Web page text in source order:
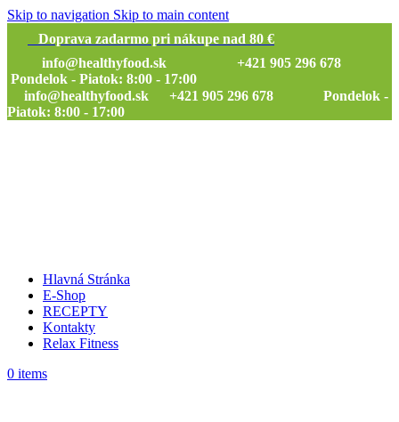
Skip to navigation Skip to main content
Doprava zadarmo pri nákupe nad 80 €
info@healthyfood.sk
+421 905 296 678
Pondelok - Piatok: 8:00 - 17:00
info@healthyfood.sk
+421 905 296 678 Pondelok -
Piatok: 8:00 - 17:00
Hlavná Stránka
E-Shop
RECEPTY
Kontakty
Relax Fitness
0 items